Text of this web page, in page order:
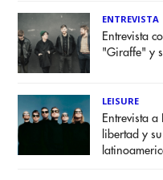
ENTREVISTA
Entrevista
"Giraffe" y
LEISURE
Entrevista a
libertad y